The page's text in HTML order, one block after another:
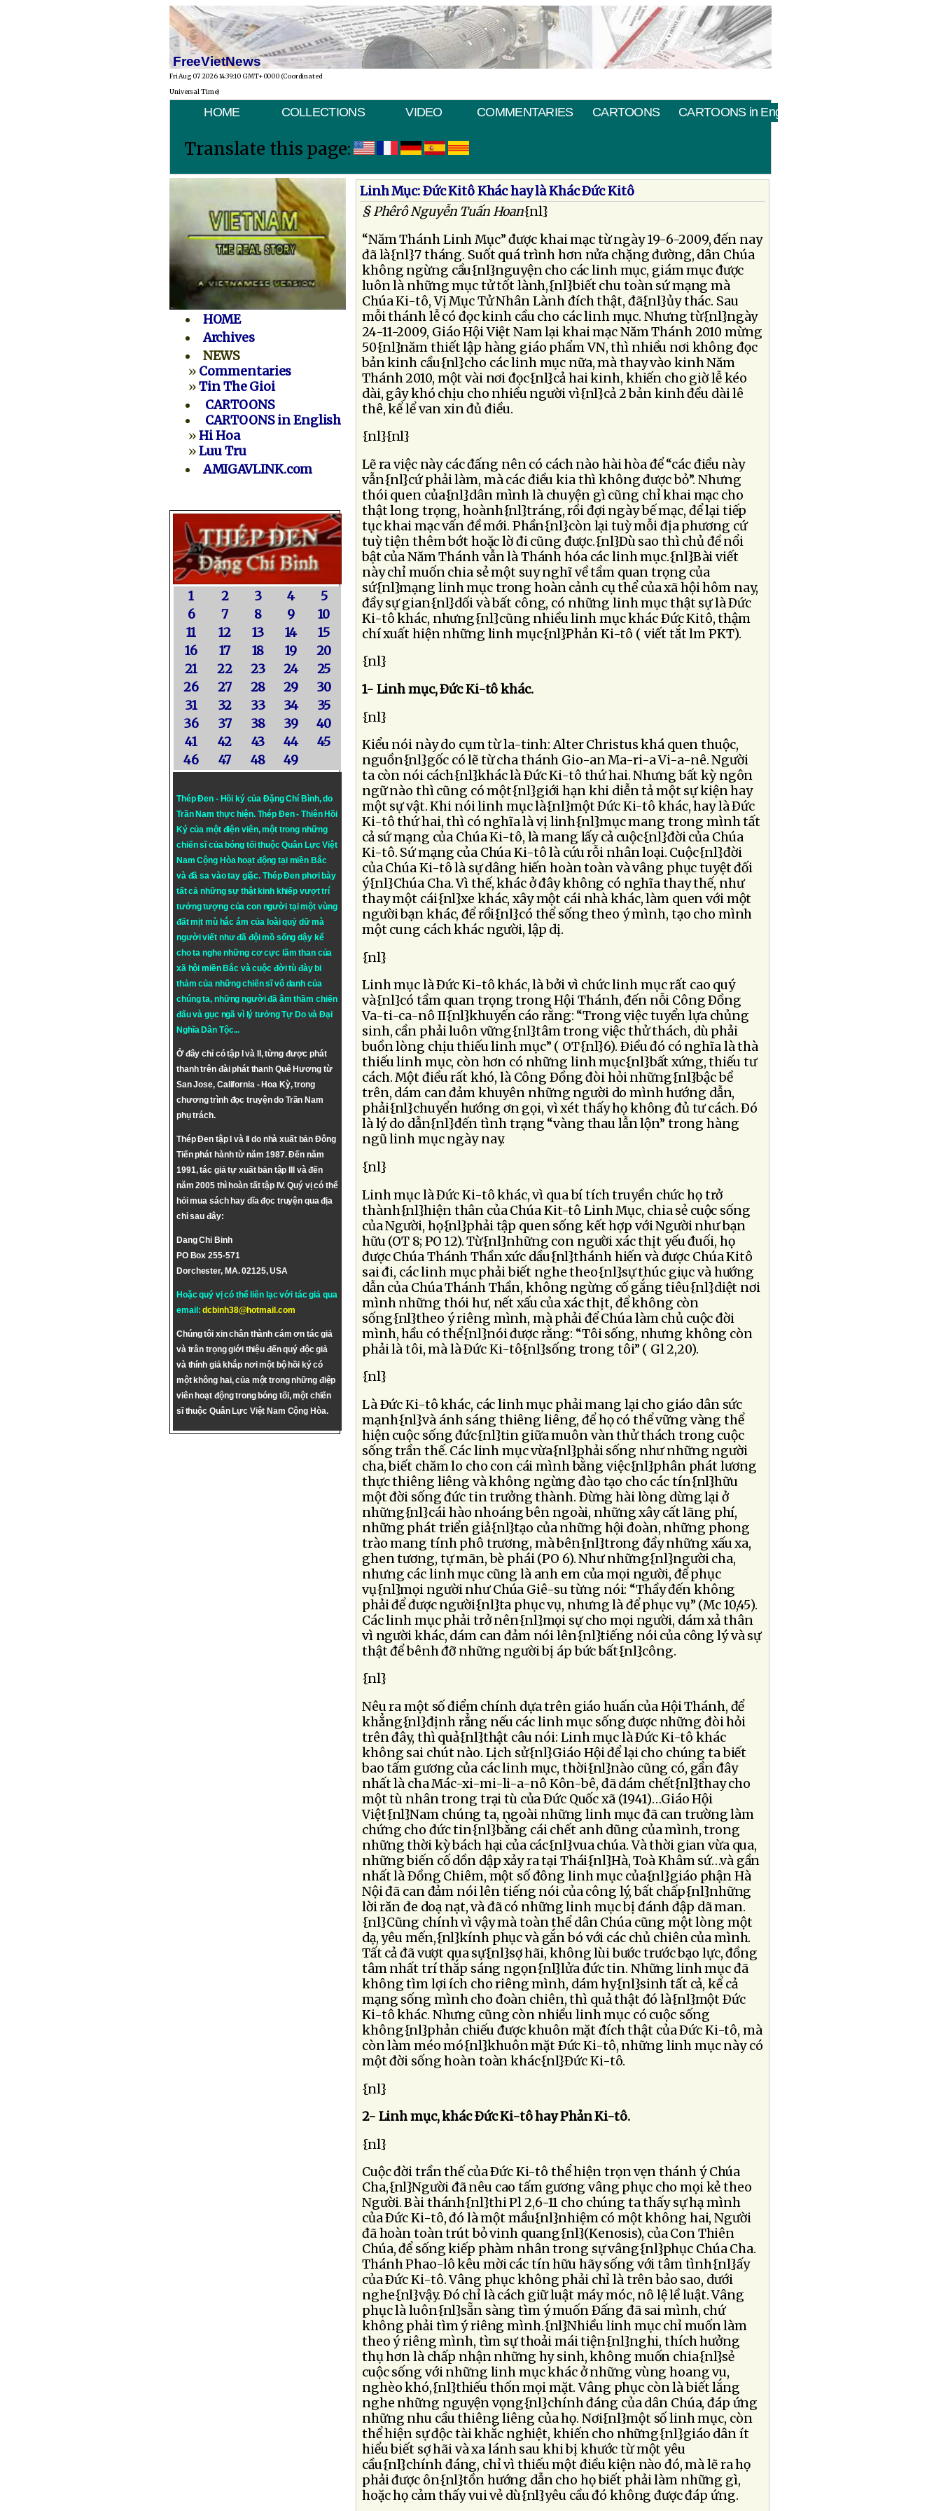
FreeVietNews
Fri Aug 07 2026 14:39:10 GMT+0000 (Coordinated
Universal Time)
HOME COLLECTIONS VIDEO COMMENTARIES CARTOONS CARTOONS in English
Translate this page:
HOME
Archives
NEWS
» Commentaries
»Tin The Gioi
CARTOONS
CARTOONS in English
»Hi Hoa
»Luu Tru
AMIGAVLINK.com
1 2 3 4
5
6
7 8 9
10
11
12 13 14
15
16
17 18 19
20
21
22 23 24
25
26
27 28 29
30
31
32 33 34
35
36
37 38 39
40
41
42 43 44
45
46
47 48 49
Thép Đen - Hồi ký của Đặng Chí Bình, do
Trần Nam thực hiện. Thép Đen- Thiên Hồi
Ký của một điện viên, một trong những
chiến sĩ của bóng tối thuộc Quân Lực Việt
Nam Cộng Hòa hoạt động tại miền Bắc
và đã sa vào tay giặc. Thép Đen phơi bày
tất cả những sự thật kinh khiếp vượt trí
tưởng tượng của con người tại một vùng
đất mịt mù hắc ám của loài quỷ dữ mà
người viết như đã đội mồ sống dậy kể
cho ta nghe những cơ cực lầm than của
xã hội miền Bắc và cuộc đời tù đày bi
thảm của những chiến sĩ vô danh của
chúng ta, những người đã âm thầm chiến
đấu và gục ngã vì lý tưởngTự DovàĐại
Nghĩa Dân Tộc...
Ở đây chỉ có tập I và II, từng được phát
thanh trên đài phát thanh Quê Hương từ
San Jose, California - Hoa Kỳ, trong
chương trình đọc truyện do Trần Nam
phụ trách.
Thép Đen tập I và II do nhà xuất bản Đông
Tiến phát hành từ năm 1987. Đến năm
1991, tác giả tự xuất bản tập III và đến
năm 2005 thì hoàn tất tập IV. Quý vị có thể
hỏi mua sách hay dĩa đọc truyện qua địa
chỉ sau đây:
Dang Chi Binh
PO Box 255-571
Dorchester, MA. 02125, USA
Hoặc quý vị có thể liên lạc với tác giả qua
email:dcbinh38@hotmail.com
Chúng tôi xin chân thành cám ơn tác giả
và trân trọng giới thiệu đến quý độc giả
và thính giả khắp nơi một bộ hồi ký có
một không hai, của một trong những điệp
viên hoạt động trong bóng tối, một chiến
sĩ thuộc Quân Lực Việt Nam Cộng Hòa.
Linh Mục: Ðức Kitô Khác hay là Khác Ðức Kitô
§ Phêrô Nguyễn Tuấn Hoan{nl}
“Năm Thánh Linh Mục” được khai mạc từ ngày 19-6-2009, đến nay
đã là{nl}7 tháng. Suốt quá trình hơn nửa chặng đường, dân Chúa
không ngừng cầu{nl}nguyện cho các linh mục, giám mục được
luôn là những mục tử tốt lành,{nl}biết chu toàn sứ mạng mà
Chúa Ki-tô, Vị Mục Tử Nhân Lành đích thật, đã{nl}ủy thác. Sau
mỗi thánh lễ có đọc kinh cầu cho các linh mục. Nhưng từ{nl}ngày
24-11-2009, Giáo Hội Việt Nam lại khai mạc Năm Thánh 2010 mừng
50{nl}năm thiết lập hàng giáo phẩm VN, thì nhiều nơi không đọc
bản kinh cầu{nl}cho các linh mục nữa, mà thay vào kinh Năm
Thánh 2010, một vài nơi đọc{nl}cả hai kinh, khiến cho giờ lễ kéo
dài, gây khó chịu cho nhiều người vì{nl}cả 2 bản kinh đều dài lê
thê, kể lể van xin đủ điều.
{nl}{nl}
Lẽ ra việc này các đấng nên có cách nào hài hòa để “các điều này
vẫn{nl}cứ phải làm, mà các điều kia thì không được bỏ”. Nhưng
thói quen của{nl}dân mình là chuyện gì cũng chỉ khai mạc cho
thật long trọng, hoành{nl}tráng, rồi đợi ngày bế mạc, để lại tiếp
tục khai mạc vấn đề mới. Phần{nl}còn lại tuỳ mỗi địa phương cứ
tuỳ tiện thêm bớt hoặc lờ đi cũng được.{nl}Dù sao thì chủ đề nổi
bật của Năm Thánh vẫn là Thánh hóa các linh mục.{nl}Bài viết
này chỉ muốn chia sẻ một suy nghĩ về tầm quan trọng của
sứ{nl}mạng linh mục trong hoàn cảnh cụ thể của xã hội hôm nay,
đầy sự gian{nl}dối và bất công, có những linh mục thật sự là Ðức
Ki-tô khác, nhưng{nl}cũng nhiều linh mục khác Ðức Kitô, thậm
chí xuất hiện những linh mục{nl}Phản Ki-tô ( viết tắt lm PKT).
{nl}
1- Linh mục, Ðức Ki-tô khác.
{nl}
Kiểu nói này do cụm từ la-tinh: Alter Christus khá quen thuộc,
nguồn{nl}gốc có lẽ từ cha thánh Gio-an Ma-ri-a Vi-a-nê. Người
ta còn nói cách{nl}khác là Ðức Ki-tô thứ hai. Nhưng bất kỳ ngôn
ngữ nào thì cũng có một{nl}giới hạn khi diễn tả một sự kiện hay
một sự vật. Khi nói linh mục là{nl}một Ðức Ki-tô khác, hay là Ðức
Ki-tô thứ hai, thì có nghĩa là vị linh{nl}mục mang trong mình tất
cả sứ mạng của Chúa Ki-tô, là mang lấy cả cuộc{nl}đời của Chúa
Ki-tô. Sứ mạng của Chúa Ki-tô là cứu rỗi nhân loại. Cuộc{nl}đời
của Chúa Ki-tô là sự dâng hiến hoàn toàn và vâng phục tuyệt đối
ý{nl}Chúa Cha. Vì thế, khác ở đây không có nghĩa thay thế, như
thay một cái{nl}xe khác, xây một cái nhà khác, làm quen với một
người bạn khác, để rồi{nl}có thể sống theo ý mình, tạo cho mình
một cung cách khác người, lập dị.
{nl}
Linh mục là Ðức Ki-tô khác, là bởi vì chức linh mục rất cao quý
và{nl}có tầm quan trọng trong Hội Thánh, đến nỗi Công Ðồng
Va-ti-ca-nô II{nl}khuyến cáo rằng: “Trong việc tuyển lựa chủng
sinh, cần phải luôn vững{nl}tâm trong việc thử thách, dù phải
buồn lòng chịu thiếu linh mục” ( OT{nl}6). Ðiều đó có nghĩa là thà
thiếu linh mục, còn hơn có những linh mục{nl}bất xứng, thiếu tư
cách. Một điều rất khó, là Công Ðồng đòi hỏi những{nl}bậc bề
trên, dám can đảm khuyên những người do mình hướng dẫn,
phải{nl}chuyển hướng ơn gọi, vì xét thấy họ không đủ tư cách. Ðó
là lý do dẫn{nl}đến tình trạng “vàng thau lẫn lộn” trong hàng
ngũ linh mục ngày nay.
{nl}
Linh mục là Ðức Ki-tô khác, vì qua bí tích truyền chức họ trở
thành{nl}hiện thân của Chúa Kit-tô Linh Mục, chia sẻ cuộc sống
của Người, họ{nl}phải tập quen sống kết hợp với Người như bạn
hữu (OT 8; PO 12). Từ{nl}những con người xác thịt yếu đuối, họ
được Chúa Thánh Thần xức dầu{nl}thánh hiến và được Chúa Kitô
sai đi, các linh mục phải biết nghe theo{nl}sự thúc giục và hướng
dẫn của Chúa Thánh Thần, không ngừng cố gắng tiêu{nl}diệt nơi
mình những thói hư, nết xấu của xác thịt, để không còn
sống{nl}theo ý riêng mình, mà phải để Chúa làm chủ cuộc đời
mình, hầu có thể{nl}nói được rằng: “Tôi sống, nhưng không còn
phải là tôi, mà là Ðức Ki-tô{nl}sống trong tôi” ( Gl 2,20).
{nl}
Là Ðức Ki-tô khác, các linh mục phải mang lại cho giáo dân sức
mạnh{nl}và ánh sáng thiêng liêng, để họ có thể vững vàng thể
hiện cuộc sống đức{nl}tin giữa muôn vàn thử thách trong cuộc
sống trần thế. Các linh mục vừa{nl}phải sống như những người
cha, biết chăm lo cho con cái mình bằng việc{nl}phân phát lương
thực thiêng liêng và không ngừng đào tạo cho các tín{nl}hữu
một đời sống đức tin trưởng thành. Ðừng hài lòng dừng lại ở
những{nl}cái hào nhoáng bên ngoài, những xây cất lãng phí,
những phát triển giả{nl}tạo của những hội đoàn, những phong
trào mang tính phô trương, mà bên{nl}trong đầy những xấu xa,
ghen tương, tự mãn, bè phái (PO 6). Như những{nl}người cha,
nhưng các linh mục cũng là anh em của mọi người, để phục
vụ{nl}mọi người như Chúa Giê-su từng nói: “Thầy đến không
phải để được người{nl}ta phục vụ, nhưng là để phục vụ” (Mc 10,45).
Các linh mục phải trở nên{nl}mọi sự cho mọi người, dám xả thân
vì người khác, dám can đảm nói lên{nl}tiếng nói của công lý và sự
thật để bênh đỡ những người bị áp bức bất{nl}công.
{nl}
Nêu ra một số điểm chính dựa trên giáo huấn của Hội Thánh, để
khẳng{nl}định rẳng nếu các linh mục sống được những đòi hỏi
trên đây, thì quả{nl}thật câu nói: Linh mục là Ðức Ki-tô khác
không sai chút nào. Lịch sử{nl}Giáo Hội để lại cho chúng ta biết
bao tấm gương của các linh mục, thời{nl}nào cũng có, gần đây
nhất là cha Mác-xi-mi-li-a-nô Kôn-bê, đã dám chết{nl}thay cho
một tù nhân trong trại tù của Ðức Quốc xã (1941)…Giáo Hội
Việt{nl}Nam chúng ta, ngoài những linh mục đã can trường làm
chứng cho đức tin{nl}bằng cái chết anh dũng của mình, trong
những thời kỳ bách hại của các{nl}vua chúa. Và thời gian vừa qua,
những biến cố dồn dập xảy ra tại Thái{nl}Hà, Toà Khâm sứ…và gần
nhất là Ðồng Chiêm, một số đông linh mục của{nl}giáo phận Hà
Nội đã can đảm nói lên tiếng nói của công lý, bất chấp{nl}những
lời răn đe doạ nạt, và đã có những linh mục bị đánh đập dã man.
{nl}Cũng chính vì vậy mà toàn thể dân Chúa cũng một lòng một
dạ, yêu mến,{nl}kính phục và gắn bó với các chủ chiên của mình.
Tất cả đã vượt qua sự{nl}sợ hãi, không lùi bước trước bạo lực, đồng
tâm nhất trí thắp sáng ngọn{nl}lửa đức tin. Những linh mục đã
không tìm lợi ích cho riêng mình, dám hy{nl}sinh tất cả, kể cả
mạng sống mình cho đoàn chiên, thì quả thật đó là{nl}một Ðức
Ki-tô khác. Nhưng cũng còn nhiều linh mục có cuộc sống
không{nl}phản chiếu được khuôn mặt đích thật của Ðức Ki-tô, mà
còn làm méo mó{nl}khuôn mặt Ðức Ki-tô, những linh mục này có
một đời sống hoàn toàn khác{nl}Ðức Ki-tô.
{nl}
2- Linh mục, khác Ðức Ki-tô hay Phản Ki-tô.
{nl}
Cuộc đời trần thế của Ðức Ki-tô thể hiện trọn vẹn thánh ý Chúa
Cha,{nl}Người đã nêu cao tấm gương vâng phục cho mọi kẻ theo
Người. Bài thánh{nl}thi Pl 2,6-11 cho chúng ta thấy sự hạ mình
của Ðức Ki-tô, đó là một mầu{nl}nhiệm có một không hai, Người
đã hoàn toàn trút bỏ vinh quang{nl}(Kenosis), của Con Thiên
Chúa, để sống kiếp phàm nhân trong sự vâng{nl}phục Chúa Cha.
Thánh Phao-lô kêu mời các tín hữu hãy sống với tâm tình{nl}ấy
của Ðức Ki-tô. Vâng phục không phải chỉ là trên bảo sao, dưới
nghe{nl}vậy. Ðó chỉ là cách giữ luật máy móc, nô lệ lề luật. Vâng
phục là luôn{nl}sẵn sàng tìm ý muốn Ðấng đã sai mình, chứ
không phải tìm ý riêng mình.{nl}Nhiều linh mục chỉ muốn làm
theo ý riêng mình, tìm sự thoải mái tiện{nl}nghi, thích hưởng
thụ hơn là chấp nhận những hy sinh, không muốn chia{nl}sẻ
cuộc sống với những linh mục khác ở những vùng hoang vu,
nghèo khó,{nl}thiếu thốn mọi mặt. Vâng phục còn là biết lắng
nghe những nguyện vọng{nl}chính đáng của dân Chúa, đáp ứng
những nhu cầu thiêng liêng của họ. Nơi{nl}một số linh mục, còn
thể hiện sự độc tài khắc nghiệt, khiến cho những{nl}giáo dân ít
hiểu biết sợ hãi và xa lánh sau khi bị khước từ một yêu
cầu{nl}chính đáng, chỉ vì thiếu một điều kiện nào đó, mà lẽ ra họ
phải được ôn{nl}tồn hướng dẫn cho họ biết phải làm những gì,
hoặc họ cảm thấy vui vẻ dù{nl}yêu cầu đó không được đáp ứng.